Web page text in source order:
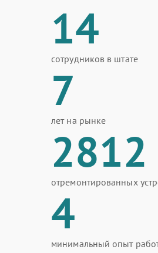
14
сотрудников в штате
7
лет на рынке
2812
отремонтированных
4
минимальный опыт